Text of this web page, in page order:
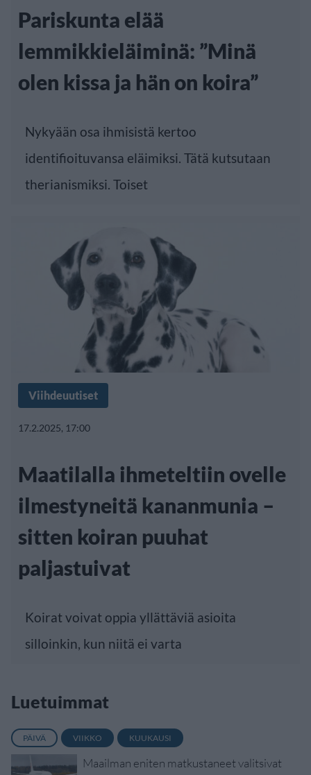
Pariskunta elää
lemmikkieläiminä: ”Minä
olen kissa ja hän on koira”
Nykyään osa ihmisistä kertoo
identifioituvansa eläimiksi. Tätä kutsutaan
therianismiksi. Toiset
Viihdeuutiset
17.2.2025, 17:00
Maatilalla ihmeteltiin ovelle
ilmestyneitä kananmunia –
sitten koiran puuhat
paljastuivat
Koirat voivat oppia yllättäviä asioita
silloinkin, kun niitä ei varta
Luetuimmat
PÄIVÄ VIIKKO KUUKAUSI
Maailman eniten matkustaneet valitsivat